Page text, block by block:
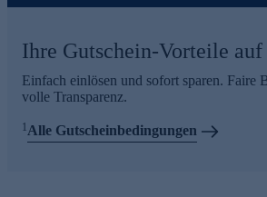
Ihre Gutschein-Vorteile
Einfach einlösen und sofort sparen. Faire
volle Transparenz.
1Alle Gutscheinbedingungen